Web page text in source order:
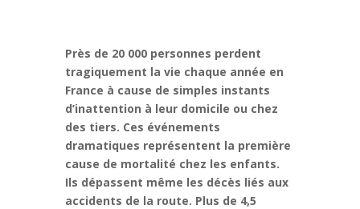
Près de 20 000 personnes perdent
tragiquement la vie chaque année en
France à cause de simples instants
d’inattention à leur domicile ou chez
des tiers. Ces événements
dramatiques représentent la première
cause de mortalité chez les enfants.
Ils dépassent même les décès liés aux
accidents de la route. Plus de 4,5